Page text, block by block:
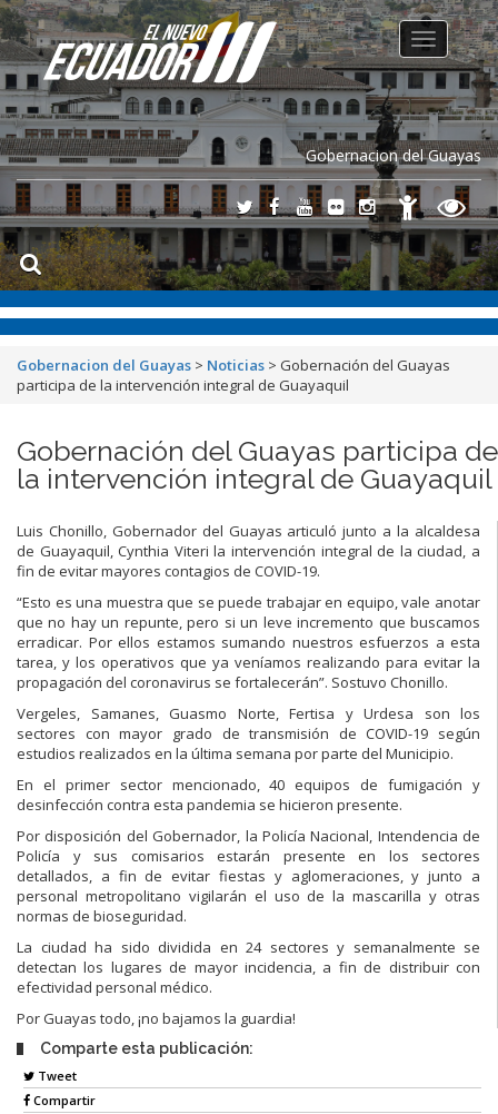
Gobernacion del Guayas
Toggle
navigation
Gobernacion del Guayas > Noticias > Gobernación del Guayas
participa de la intervención integral de Guayaquil
Gobernación del Guayas participa de
la intervención integral de Guayaquil
Luis Chonillo, Gobernador del Guayas articuló junto a la alcaldesa
de Guayaquil, Cynthia Viteri la intervención integral de la ciudad, a
fin de evitar mayores contagios de COVID-19.
“Esto es una muestra que se puede trabajar en equipo, vale anotar
que no hay un repunte, pero si un leve incremento que buscamos
erradicar. Por ellos estamos sumando nuestros esfuerzos a esta
tarea, y los operativos que ya veníamos realizando para evitar la
propagación del coronavirus se fortalecerán”. Sostuvo Chonillo.
Vergeles, Samanes, Guasmo Norte, Fertisa y Urdesa son los
sectores con mayor grado de transmisión de COVID-19 según
estudios realizados en la última semana por parte del Municipio.
En el primer sector mencionado, 40 equipos de fumigación y
desinfección contra esta pandemia se hicieron presente.
Por disposición del Gobernador, la Policía Nacional, Intendencia de
Policía y sus comisarios estarán presente en los sectores
detallados, a fin de evitar fiestas y aglomeraciones, y junto a
personal metropolitano vigilarán el uso de la mascarilla y otras
normas de bioseguridad.
La ciudad ha sido dividida en 24 sectores y semanalmente se
detectan los lugares de mayor incidencia, a fin de distribuir con
efectividad personal médico.
Por Guayas todo, ¡no bajamos la guardia!
Comparte esta publicación:
Tweet
Compartir